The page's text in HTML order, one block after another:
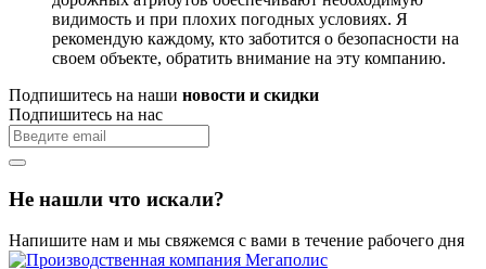
видимость и при плохих погодных условиях. Я
рекомендую каждому, кто заботится о безопасности на
своем объекте, обратить внимание на эту компанию.
Подпишитесь на наши новости и скидки
Подпишитесь на нас
Не нашли что искали?
Напишите нам и мы свяжемся с вами в течение рабочего дня